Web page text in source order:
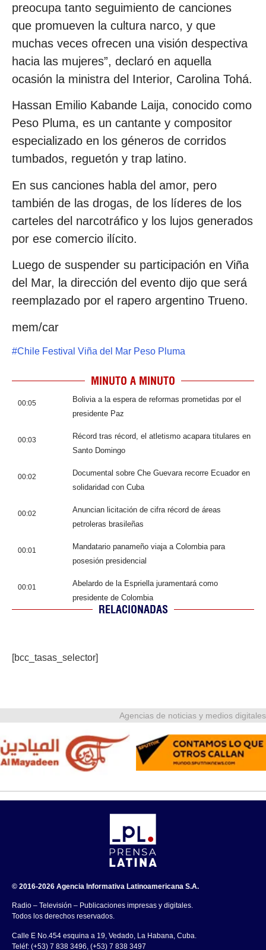
preocupa tanto seguimiento de canciones
que promueven la cultura narco, y que
muchas veces ofrecen una visión despectiva
hacia las mujeres”, declaró en aquella
ocasión la ministra del Interior, Carolina Tohá.
Hassan Emilio Kabande Laija, conocido como
Peso Pluma, es un cantante y compositor
especializado en los géneros de corridos
tumbados, reguetón y trap latino.
En sus canciones habla del amor, pero
también de las drogas, de los líderes de los
carteles del narcotráfico y los lujos generados
por ese comercio ilícito.
Luego de suspender su participación en Viña
del Mar, la dirección del evento dijo que será
reemplazado por el rapero argentino Trueno.
mem/car
#Chile Festival Viña del Mar Peso Pluma
MINUTO A MINUTO
00:05
Bolivia a la espera de reformas prometidas por el
presidente Paz
00:03
Récord tras récord, el atletismo acapara titulares en
Santo Domingo
00:02
Documental sobre Che Guevara recorre Ecuador en
solidaridad con Cuba
00:02
Anuncian licitación de cifra récord de áreas
petroleras brasileñas
00:01
Mandatario panameño viaja a Colombia para
posesión presidencial
00:01
Abelardo de la Espriella juramentará como
presidente de Colombia
RELACIONADAS
[bcc_tasas_selector]
Agencias de noticias y medios digitales
© 2016-2026 Agencia Informativa Latinoamericana S.A.
Radio – Televisión – Publicaciones impresas y digitales.
Todos los derechos reservados.
Calle E No.454 esquina a 19, Vedado, La Habana, Cuba.
Teléf: (+53) 7 838 3496, (+53) 7 838 3497